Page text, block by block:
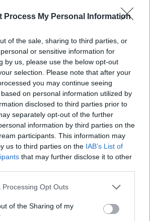
Process My Personal Information
of the sale, sharing to third parties, or
or sensitive information for
by us, please use the below opt-out
selection. Please note that after your
you may continue seeing
on personal information utilized by
disclosed to third parties prior to
separately opt-out of the further
information by third parties on the
participants. This information may
us to third parties on the IAB’s List of
that may further disclose it to other
website/app uses one or more Google
or usage behaviour. You may click to
to Google and its third-party tags to
Processing Opt Outs
of the Sharing of my